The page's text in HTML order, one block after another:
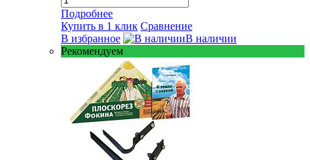
Подробнее
Купить в 1 клик Сравнение
В избранное
В наличии
Рекомендуем